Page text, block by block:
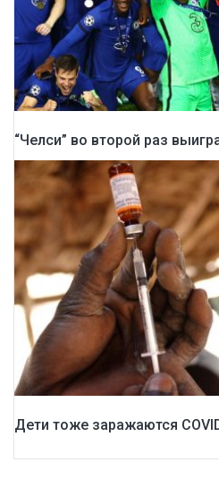
“Челси” во второй раз
Дети тоже заражаются